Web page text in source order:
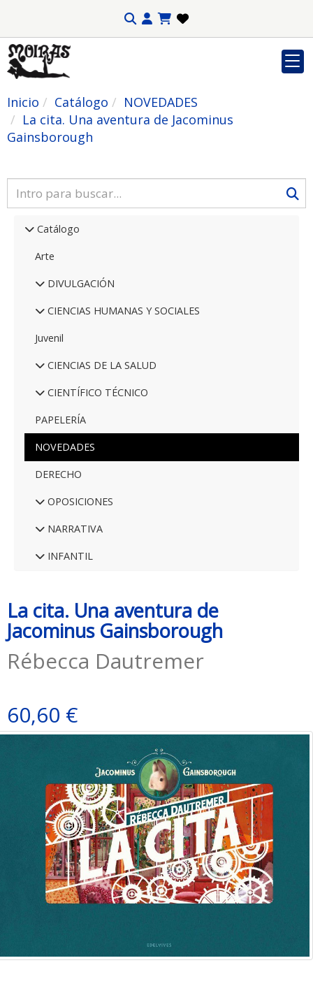
Inicio Catálogo
NOVEDADES
La cita. Una aventura de Jacominus
Gainsborough
Catálogo
Arte
DIVULGACIÓN
CIENCIAS HUMANAS Y SOCIALES
Juvenil
CIENCIAS DE LA SALUD
CIENTÍFICO TÉCNICO
PAPELERÍA
NOVEDADES
DERECHO
OPOSICIONES
NARRATIVA
INFANTIL
La cita. Una aventura de
Jacominus Gainsborough
Rébecca Dautremer
60,60 €